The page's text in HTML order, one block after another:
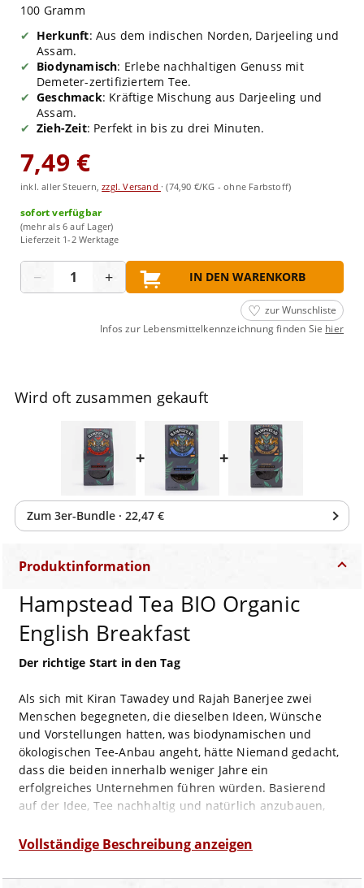
100 Gramm
Herkunft: Aus dem indischen Norden, Darjeeling und
Assam.
Biodynamisch: Erlebe nachhaltigen Genuss mit
Demeter-zertifiziertem Tee.
Geschmack: Kräftige Mischung aus Darjeeling und
Assam.
Zieh-Zeit: Perfekt in bis zu drei Minuten.
7,49 €
inkl. aller Steuern,zzgl. Versand ·(74,90 €/KG - ohne Farbstoff)
sofort verfügbar
(mehr als 6 auf Lager)
Lieferzeit 1-2 Werktage
− + IN DEN WARENKORB
zur Wunschliste
Infos zur Lebensmittelkennzeichnung finden Sie hier
Wird oft zusammen gekauft
+ +
Zum 3er-Bundle · 22,47 €
Produktinformation
Hampstead Tea BIO Organic
English Breakfast
Der richtige Start in den Tag
Als sich mit Kiran Tawadey und Rajah Banerjee zwei
Menschen begegneten, die dieselben Ideen, Wünsche
und Vorstellungen hatten, was biodynamischen und
ökologischen Tee-Anbau angeht, hätte Niemand gedacht,
dass die beiden innerhalb weniger Jahre ein
erfolgreiches Unternehmen führen würden. Basierend
auf der Idee, Tee nachhaltig und natürlich anzubauen,
als organisch-biologisch zertifiziert. Zwei weitere Jahre
biodynamische Tee-Plantage das „Demeter“ Zertifikat.
Vollständige Beschreibung anzeigen